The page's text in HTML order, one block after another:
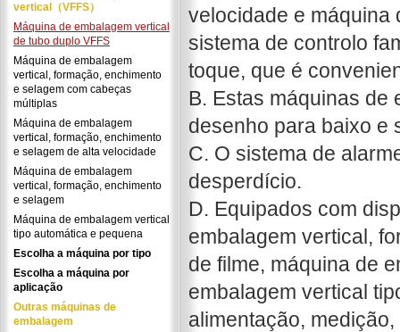
vertical（VFFS）
Máquina de embalagem vertical
de tubo duplo VFFS
Máquina de embalagem
vertical, formação, enchimento
e selagem com cabeças
múltiplas
Máquina de embalagem
vertical, formação, enchimento
e selagem de alta velocidade
Máquina de embalagem
vertical, formação, enchimento
e selagem
Máquina de embalagem vertical
tipo automática e pequena
Escolha a máquina por tipo
Escolha a máquina por
aplicação
Outras máquinas de
embalagem
velocidade e máquina
sistema de controlo
toque, que é
B. Estas máquinas de
desenho para baixo e
C. O sistema de
desperdício.
D. Equipados com
embalagem vertical,
de filme, máquina de
embalagem vertical
alimentação,